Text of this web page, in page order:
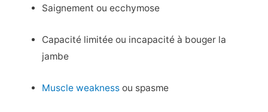
Saignement ou ecchymose
Capacité limitée ou incapacité à bouger la
jambe
Muscle weakness ou spasme